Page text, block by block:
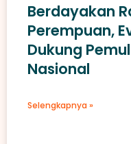
Berdayakan
Perempuan,
Dukung
Nasional
Selengkapnya »